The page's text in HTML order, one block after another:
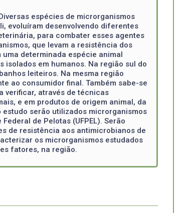
espécies de microrganismos
evoluíram desenvolvendo diferentes
para combater esses agentes
que levam a resistência dos
determinada espécie animal
isolados em humanos. Na região sul do
leiteiros. Na mesma região
ao consumidor final. Também sabe-se
verificar, através de técnicas
e em produtos de origem animal, da
serão utilizados microrganismos
de Pelotas (UFPEL). Serão
de resistência aos antimicrobianos de
os microrganismos estudados
fatores, na região.